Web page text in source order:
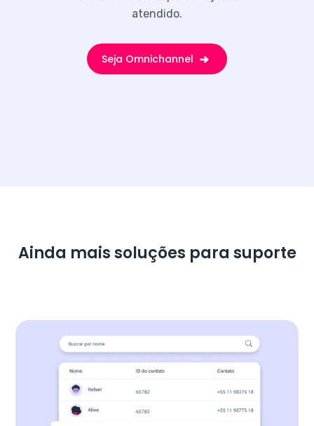
atendido.
Seja Omnichannel
Ainda mais soluções para suporte